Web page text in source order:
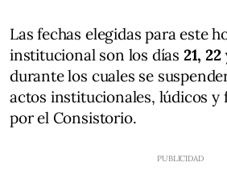
Las fechas elegidas para este
institucional son los días 21,
durante los cuales se
actos institucionales, lúdicos y
por el Consistorio.